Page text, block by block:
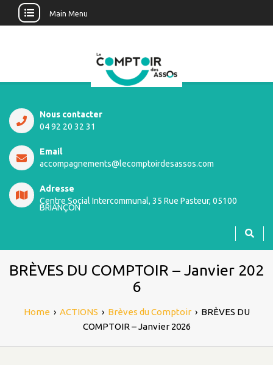
Main Menu
Nous contacter
04 92 20 32 31
Email
accompagnements@lecomptoirdesassos.com
Adresse
Centre Social Intercommunal, 35 Rue Pasteur, 05100
BRIANÇON
BRÈVES DU COMPTOIR – Janvier 202
6
Home › ACTIONS › Brèves du Comptoir› BRÈVES DU
COMPTOIR – Janvier 2026